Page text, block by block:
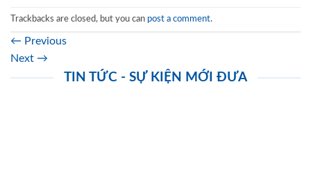
Trackbacks are closed, but you can post a comment.
← Previous
Next →
TIN TỨC - SỰ KIỆN MỚI ĐƯA